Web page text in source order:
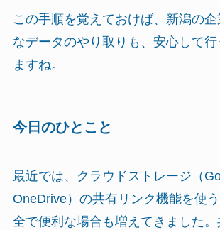
この手順を覚えておけば、新潟の
なデータのやり取りも、安心して行
ますね。
今日のひとこと
最近では、クラウドストレージ（
OneDrive）の共有リンク機能を使
全で便利な場合も増えてきました